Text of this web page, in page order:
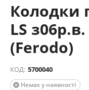
Колодки
LS
(Ferodo)
КОД: 5700040
Немає у наявності
